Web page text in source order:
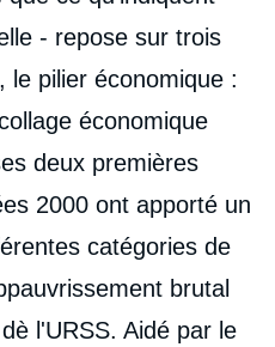
- repose sur trois
le pilier économique :
économique
deux premières
2000 ont apporté un
catégories de
brutal
l'URSS. Aidé par le